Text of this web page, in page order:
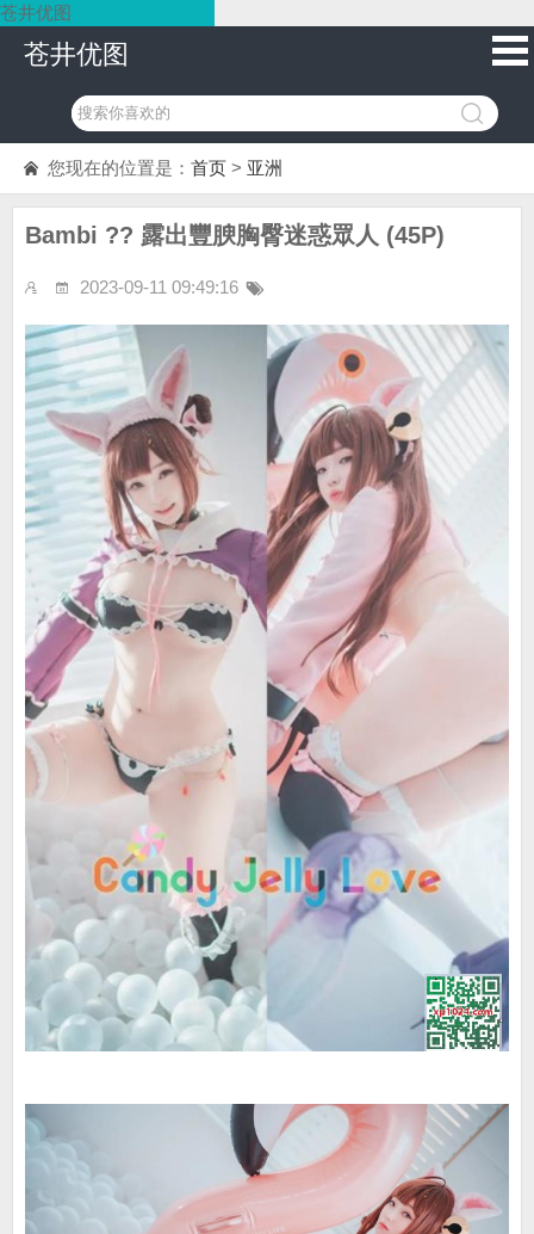
苍井优图
苍井优图
您现在的位置是： 首页 > 亚洲
Bambi ?? 露出豐腴胸臀迷惑眾人 (45P)
2023-09-11 09:49:16